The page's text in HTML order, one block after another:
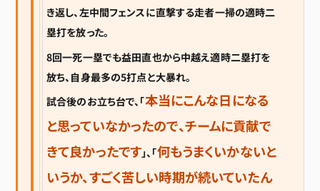
き返し、左中間フェンスに直撃する走者一掃の適時二
塁打を放った。
8回一死一塁でも益田直也から中越え適時二塁打を
放ち、自身最多の5打点と大暴れ。
試合後のお立ち台で、「本当にこんな日になる
と思っていなかったので、チームに貢献で
きて良かったです」、「何もうまくいかないと
いうか、すごく苦しい時期が続いていたん